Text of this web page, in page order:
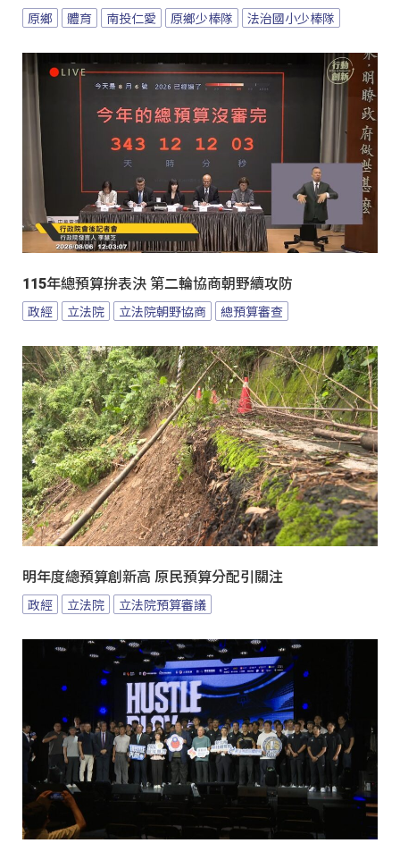
原鄉 體育 南投仁愛 原鄉少棒隊 法治國小少棒隊
115年總預算拚表決 第二輪協商朝野續攻防
政經 立法院 立法院朝野協商 總預算審查
明年度總預算創新高 原民預算分配引關注
政經 立法院 立法院預算審議